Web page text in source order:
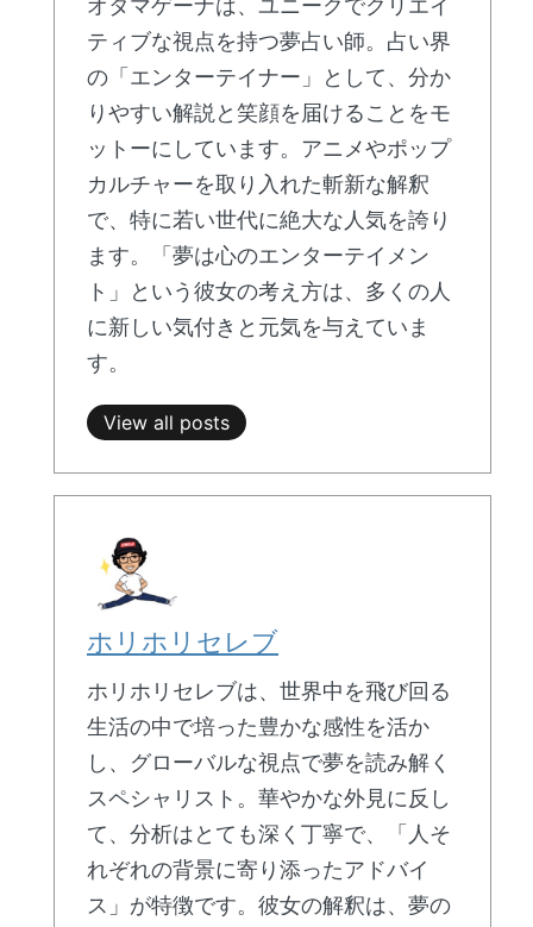
オタマゲーナは、ユニークでクリエイ
ティブな視点を持つ夢占い師。占い界
の「エンターテイナー」として、分か
りやすい解説と笑顔を届けることをモ
ットーにしています。アニメやポップ
カルチャーを取り入れた斬新な解釈
で、特に若い世代に絶大な人気を誇り
ます。「夢は心のエンターテイメン
ト」という彼女の考え方は、多くの人
に新しい気付きと元気を与えていま
す。
View all posts
ホリホリセレブ
ホリホリセレブは、世界中を飛び回る
生活の中で培った豊かな感性を活か
し、グローバルな視点で夢を読み解く
スペシャリスト。華やかな外見に反し
て、分析はとても深く丁寧で、「人そ
れぞれの背景に寄り添ったアドバイ
ス」が特徴です。彼女の解釈は、夢の